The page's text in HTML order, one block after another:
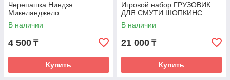
Черепашка Ниндзя
Микеланджело
В наличии
4 500 ₸
Купить
Игровой набор ГРУЗОВИК
ДЛЯ СМУТИ ШОПКИНС
В наличии
21 000 ₸
Купить